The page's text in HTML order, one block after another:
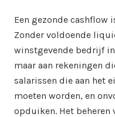
Een gezonde cashflow
Zonder voldoende
winstgevende bedrijf
maar aan rekeningen
salarissen die aan het
moeten worden, en
opduiken. Het beheren